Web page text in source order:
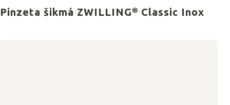
Pinzeta šikmá ZWILLING® Classic Inox